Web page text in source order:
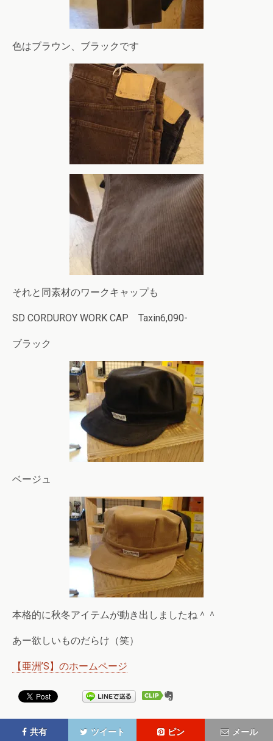
色はブラウン、ブラックです
それと同素材のワークキャップも
SD CORDUROY WORK CAP Taxin6,090-
ブラック
ベージュ
本格的に秋冬アイテムが動き出しましたね＾＾
あー欲しいものだらけ（笑）
【亜洲’S】のホームページ
共有 ツイート ピン メール